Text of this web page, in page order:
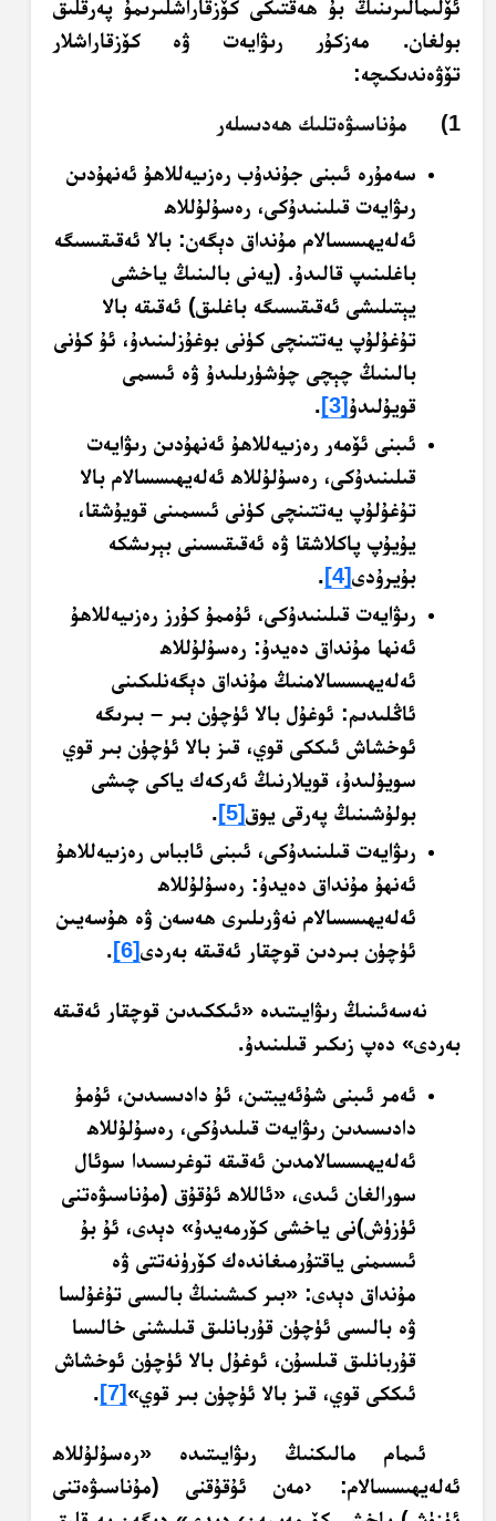
ئۆلىمالىرىنىڭ بۇ ھەقتىكى كۆزقاراشلىرىمۇ پەرقلىق
بولغان. مەزكۇر رىۋايەت ۋە كۆزقاراشلار
تۆۋەندىكىچە:
1) مۇناسىۋەتلىك ھەدىسلەر
سەمۇرە ئىبنى جۇندۇب رەزىيەللاھۇ ئەنھۇدىن
رىۋايەت قىلىنىدۇكى، رەسۇلۇللاھ
ئەلەيھىسسالام مۇنداق دېگەن: بالا ئەقىقىسىگە
باغلىنىپ قالىدۇ. (يەنى بالىنىڭ ياخشى
يېتىلىشى ئەقىقىسىگە باغلىق) ئەقىقە بالا
تۇغۇلۇپ يەتتىنچى كۈنى بوغۇزلىنىدۇ، ئۇ كۈنى
بالىنىڭ چېچى چۈشۈرىلىدۇ ۋە ئىسمى
قويۇلىدۇ [3]
.
ئىبنى ئۆمەر رەزىيەللاھۇ ئەنھۇدىن رىۋايەت
قىلىنىدۇكى، رەسۇلۇللاھ ئەلەيھىسسالام بالا
تۇغۇلۇپ يەتتىنچى كۈنى ئىسمىنى قويۇشقا،
يۇيۇپ پاكلاشقا ۋە ئەقىقىسىنى بېرىشكە
بۇيرۇدى[4]
.
رىۋايەت قىلىنىدۇكى، ئۇممۇ كۇرز رەزىيەللاھۇ
ئەنھا مۇنداق دەيدۇ: رەسۇلۇللاھ
ئەلەيھىسسالامنىڭ مۇنداق دېگەنلىكىنى
ئاڭلىدىم: ئوغۇل بالا ئۈچۈن بىر – بىرىگە
ئوخشاش ئىككى قوي، قىز بالا ئۈچۈن بىر قوي
سويۇلىدۇ، قويلارنىڭ ئەركەك ياكى چىشى
بولۇشىنىڭ پەرقى يوق[5]
.
رىۋايەت قىلىنىدۇكى، ئىبنى ئابباس رەزىيەللاھۇ
ئەنھۇ مۇنداق دەيدۇ: رەسۇلۇللاھ
ئەلەيھىسسالام نەۋرىلىرى ھەسەن ۋە ھۇسەيىن
ئۈچۈن بىردىن قوچقار ئەقىقە بەردى[6]
.
نەسەئىنىڭ رىۋايىتىدە «ئىككىدىن قوچقار ئەقىقە
بەردى» دەپ زىكىر قىلىنىدۇ.
ئەمر ئىبنى شۇئەيبتىن، ئۇ دادىسىدىن، ئۇمۇ
دادىسىدىن رىۋايەت قىلىدۇكى، رەسۇلۇللاھ
ئەلەيھىسسالامدىن ئەقىقە توغرىسىدا سوئال
سورالغان ئىدى، «ئاللاھ ئۇقۇق (مۇناسىۋەتنى
ئۈزۈش)نى ياخشى كۆرمەيدۇ» دېدى، ئۇ بۇ
ئىسىمنى ياقتۇرمىغاندەك كۆرۈنەتتى ۋە
مۇنداق دېدى: «بىر كىشىنىڭ بالىسى تۇغۇلسا
ۋە بالىسى ئۈچۈن قۇربانلىق قىلىشنى خالىسا
قۇربانلىق قىلسۇن، ئوغۇل بالا ئۈچۈن ئوخشاش
ئىككى قوي، قىز بالا ئۈچۈن بىر قوي» [7]
.
ئىمام مالىكنىڭ رىۋايىتىدە «رەسۇلۇللاھ
ئەلەيھىسسالام: ‹مەن ئۇقۇقنى (مۇناسىۋەتنى